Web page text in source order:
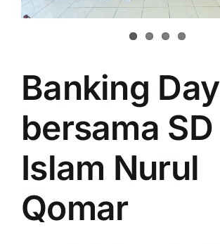
Banking Day
bersama SD
Islam Nurul
Qomar